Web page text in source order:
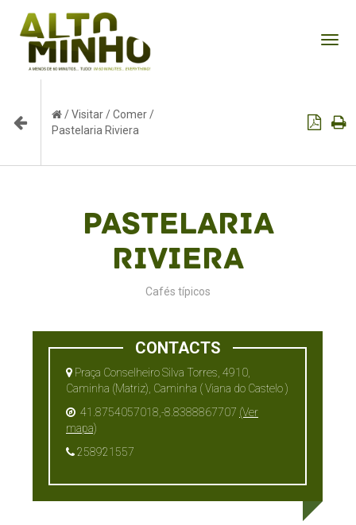
/Visitar/Comer/
Pastelaria Riviera
Pastelaria
Riviera
Cafés típicos
CONTACTS
Praça Conselheiro Silva Torres, 4910,
Caminha (Matriz), Caminha ( Viana do Castelo )
41.8754057018,-8.8388867707 (Ver
mapa)
258921557